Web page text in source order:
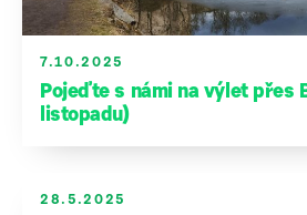
7.10.2025
Pojeďte s námi na výlet přes
listopadu)
28.5.2025